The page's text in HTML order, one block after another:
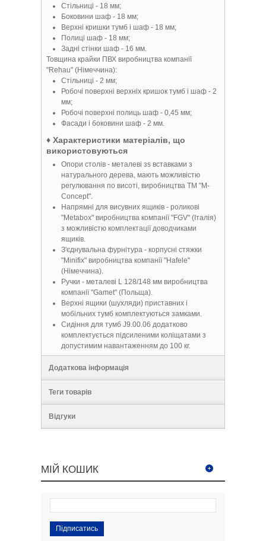
Стільниці - 18 мм;
Боковини шаф - 18 мм;
Верхні кришки тумб і шаф - 18 мм;
Полиці шаф - 18 мм;
Задні стінки шаф - 16 мм.
Товщина крайки ПВХ виробництва компанії
"Rehau" (Німеччина):
Стільниці - 2 мм;
Робочі поверхні верхніх кришок тумб і шаф - 2
мм;
Робочі поверхні полиць шаф - 0,45 мм;
Фасади і боковини шаф - 2 мм.
♦ Характеристики матеріалів, що
використовуються
Опори столів - металеві зs вставками з
натурального дерева, мають можливістю
регулювання по висоті, виробництва TM "M-
Concept".
Напрямні для висувних ящиків - роликові
"Metabox" виробництва компанії "FGV" (Італія)
з можливістю комплектації доводчиками
ящиків.
З'єднувальна фурнітура - корпусні стяжки
"Minifix" виробництва компанії "Hafele"
(Німеччина).
Ручки - металеві L 128/148 мм виробництва
компанії "Gamet" (Польща).
Верхні ящики (шухляди) приставних і
мобільних тумб комплектуються замками.
Сидіння для тумб J9.00.06 додатково
комплектується підсиленими коліщатами з
допустимим навантаженням до 100 кг.
Додаткова інформація
Теги товарів
Відгуки
МІЙ КОШИК
Підписатись